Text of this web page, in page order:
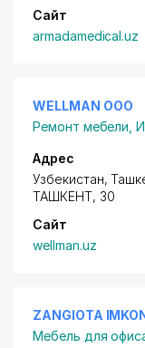
Сайт
armadamedical.uz
WELLMAN ООО
Ремонт мебели ,
Адрес
Узбекистан,
ТАШКЕНТ, 30
Сайт
wellman.uz
ZANGIOTA
Мебель для